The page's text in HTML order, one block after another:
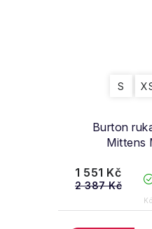
Burton
Mittens
S
1 551 Kč
2 387 Kč